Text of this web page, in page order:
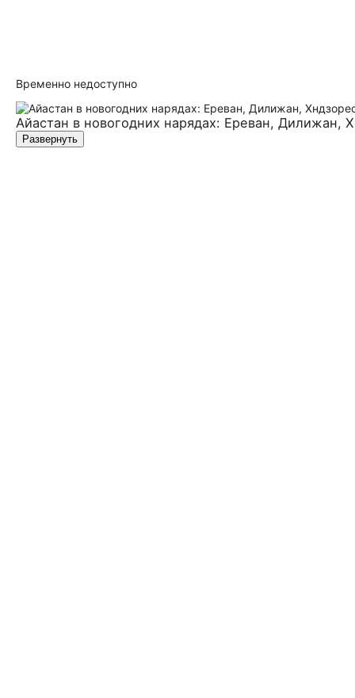
Временно недоступно
Айастан в новогодних нарядах: Ереван, Дилижан,
Развернуть